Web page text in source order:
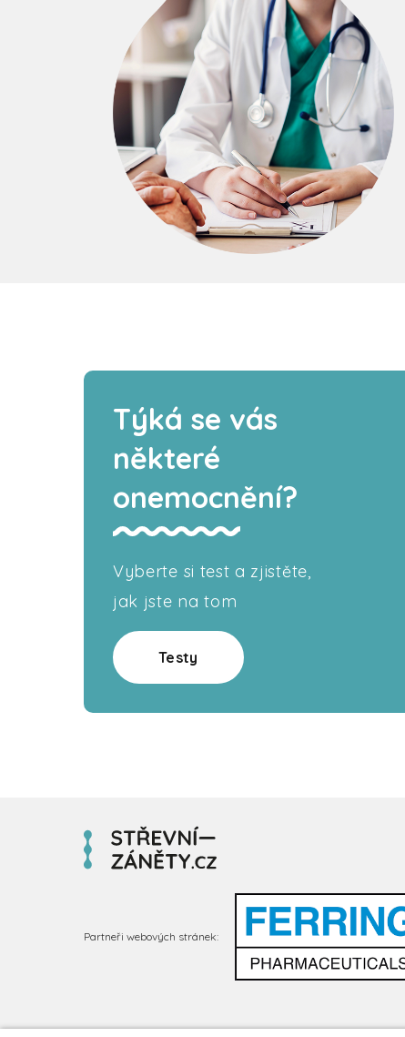
Týká se vás
některé
onemocnění?
Vyberte si test a zjistěte,
jak jste na tom
Testy
Partneři webových stránek: